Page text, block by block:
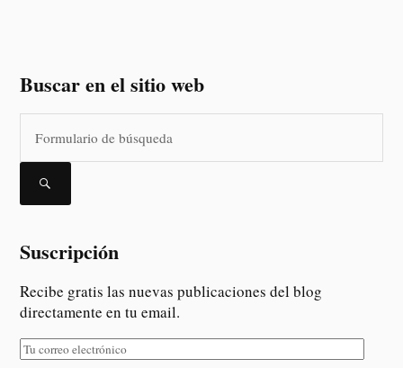
Buscar en el sitio web
Suscripción
Recibe gratis las nuevas publicaciones del blog
directamente en tu email.